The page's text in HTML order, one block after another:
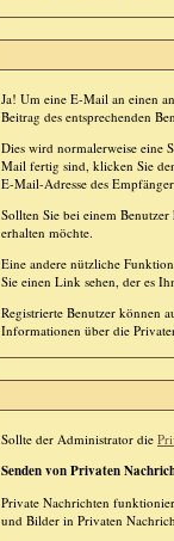
Ja! Um eine E-Mail an einen
Beitrag des entsprechenden
Dies wird normalerweise eine
Mail fertig sind, klicken Sie
E-Mail-Adresse des
Sollten Sie bei einem
erhalten möchte.
Eine andere nützliche
Sie einen Link sehen, der es
Registrierte Benutzer können
Informationen über die
Sollte der Administrator die
Senden von Privaten
Private Nachrichten
und Bilder in Privaten